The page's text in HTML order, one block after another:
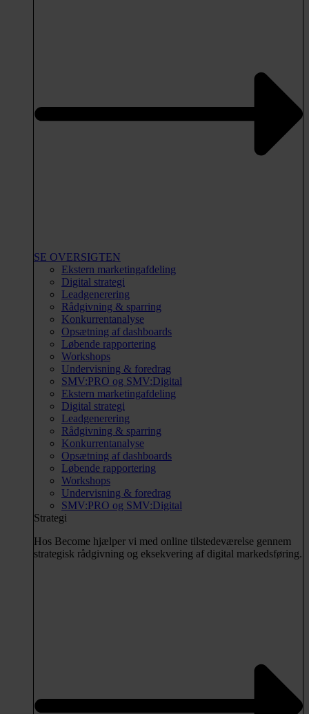
SE OVERSIGTEN
Ekstern marketingafdeling
Digital strategi
Leadgenerering
Rådgivning & sparring
Konkurrentanalyse
Opsætning af dashboards
Løbende rapportering
Workshops
Undervisning & foredrag
SMV:PRO og SMV:Digital
Ekstern marketingafdeling
Digital strategi
Leadgenerering
Rådgivning & sparring
Konkurrentanalyse
Opsætning af dashboards
Løbende rapportering
Workshops
Undervisning & foredrag
SMV:PRO og SMV:Digital
Strategi
Hos Become hjælper vi med online tilstedeværelse gennem
strategisk rådgivning og eksekvering af digital markedsføring.